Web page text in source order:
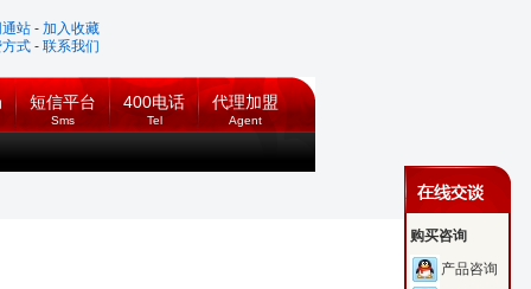
站 - 加入收藏
式 - 联系我们
短信平台
Sms
400电话
Tel
代理加盟
Agent
购买咨询
产品咨询